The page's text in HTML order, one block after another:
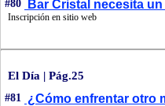
#80 Bar Cristal necesita
Inscripción en sitio web
El Día | Pág.25
#81 ¿Cómo enfrentar otro